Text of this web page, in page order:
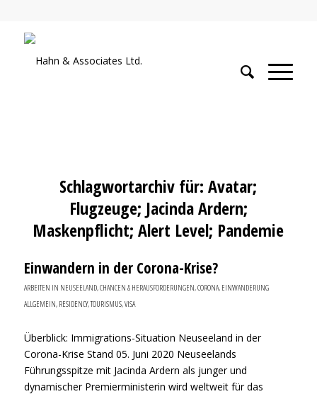
Schlagwortarchiv für:Avatar;
Flugzeuge; Jacinda Ardern;
Maskenpflicht; Alert Level; Pandemie
Einwandern in der Corona-Krise?
ARBEITEN IN NEUSEELAND,CHANCEN & HERAUSFORDERUNGEN,CORONA, EINWANDERUNG
ALLGEMEIN, RESIDENCY,TOURISMUS,VISA
Überblick: Immigrations-Situation Neuseeland in der
Corona-Krise Stand 05. Juni 2020 Neuseelands
Führungsspitze mit Jacinda Ardern als junger und
dynamischer Premierministerin wird weltweit für das